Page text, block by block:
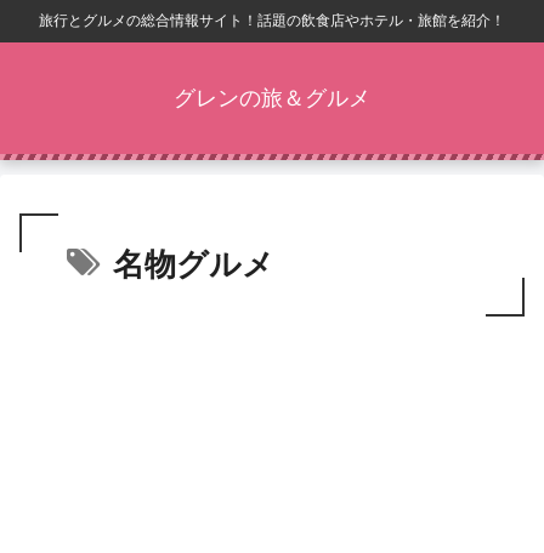
旅行とグルメの総合情報サイト！話題の飲食店やホテル・旅館を紹介！
グレンの旅＆グルメ
名物グルメ